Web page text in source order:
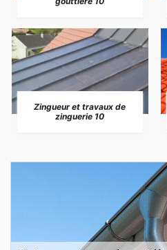
Zingueur et travaux de
zinguerie 10